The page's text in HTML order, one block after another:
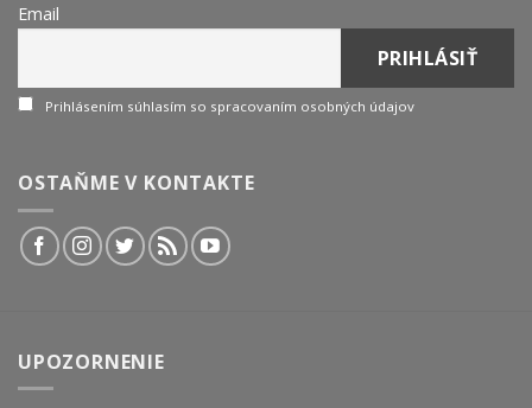
Email
Prihlásením súhlasím so spracovaním osobných údajov
OSTAŇME V KONTAKTE
UPOZORNENIE